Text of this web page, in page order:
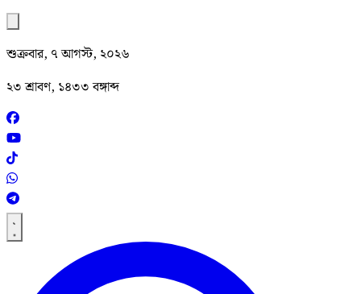
শুক্রবার, ৭ আগস্ট, ২০২৬
২৩ শ্রাবণ, ১৪৩৩ বঙ্গাব্দ